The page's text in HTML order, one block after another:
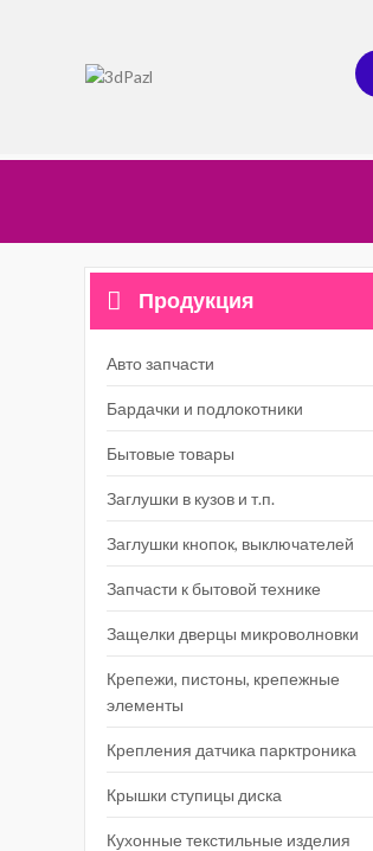
Продукция
Авто запчасти
Бардачки и подлокотники
Бытовые товары
Заглушки в кузов и т.п.
Заглушки кнопок, выключателей
Запчасти к бытовой технике
Защелки дверцы микроволновки
Крепежи, пистоны, крепежные
элементы
Крепления датчика парктроника
Крышки ступицы диска
Кухонные текстильные изделия